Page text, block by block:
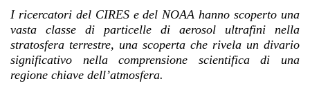
I ricercatori del CIRES e del NOAA hanno scoperto una
vasta classe di particelle di aerosol ultrafini nella
stratosfera terrestre, una scoperta che rivela un divario
significativo nella comprensione scientifica di una
regione chiave dell’atmosfera.